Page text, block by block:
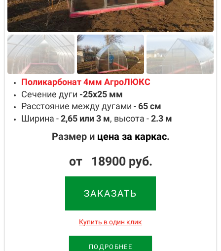
Поликарбонат 4мм АгроЛЮКС
Сечение дуги -25х25 мм
Расстояние между дугами -65см
Ширина -2,65 или 3 м, высота -2.3 м
Размер и цена за каркас.
от 18900 руб.
ЗАКАЗАТЬ
Купить в один клик
ПОДРОБНЕЕ